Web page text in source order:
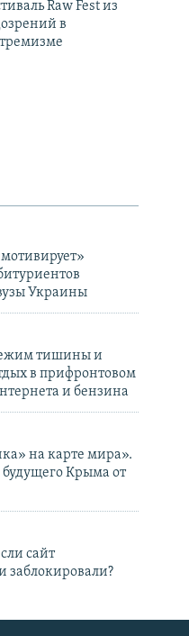
Raw Fest из
в
Украины
тишины и
в прифронтовом
и бензина
на карте мира».
будущего Крыма от
сайт
заблокировали?